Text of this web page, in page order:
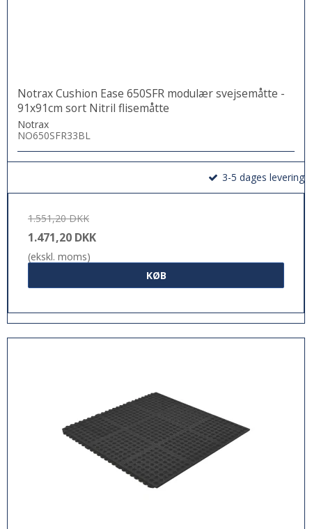
Notrax Cushion Ease 650SFR modulær svejsemåtte -
91x91cm sort Nitril flisemåtte
Notrax
NO650SFR33BL
3-5 dages levering
1.551,20 DKK
1.471,20 DKK
(ekskl. moms)
KØB